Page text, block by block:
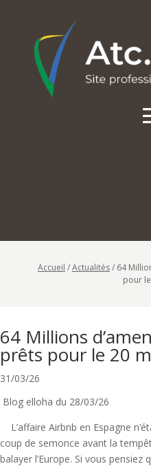
Accueil /Actualités/ 64
pour
64 Millions
prêts pour le 20
31/03/26
Blog elloha du 28/03/26
L’affaire Airbnb en Espagne
coup de semonce avant la
balayer l’Europe. Si vous